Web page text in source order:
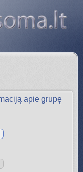
apie grupę